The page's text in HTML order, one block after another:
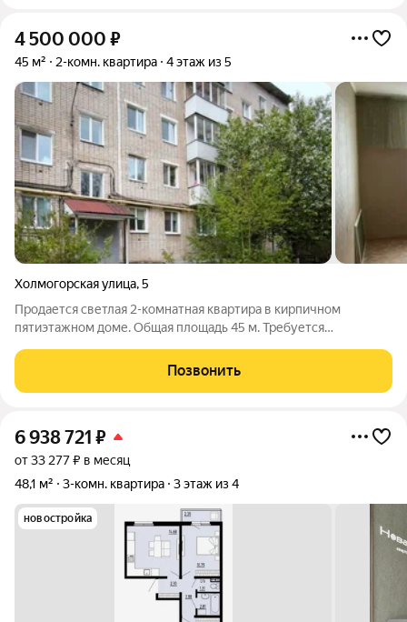
4 500 000 ₽
45 м² 2-комн. квартира 4 этаж из 5
Холмогорская улица,5
Продается светлая 2-комнатная квартира в кирпичном
пятиэтажном доме. Общая площадь 45 м. Требуется
Позвонить
6 938 721 ₽
от 33 277 ₽ в месяц
48,1 м²
3-комн. квартира 3 этаж из 4
новостройка